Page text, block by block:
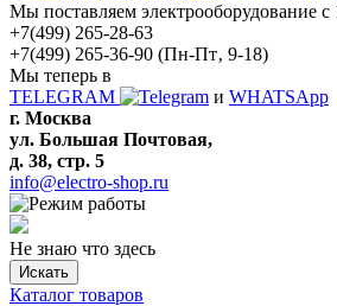
Мы поставляем электрооборудование с
+7(499) 265-28-63
+7(499) 265-36-90 (Пн-Пт‚ 9-18)
Мы теперь в
TELEGRAM
и WHATSApp
г. Москва
ул. Большая Почтовая,
д. 38, стр. 5
info@electro-shop.ru
Не знаю что здесь
Искать
Каталог товаров